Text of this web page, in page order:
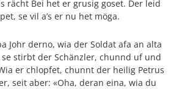
rächt Bei het er grusig goset. Der leid
se vil a’s er nu het möga.
Johr derno, wia der Soldat afa an alta
stirbt der Schänzler, chunnd uf und
er chlopfet, chunnt der heilig Petrus
seit aber: «Oha, deran eina, wia du